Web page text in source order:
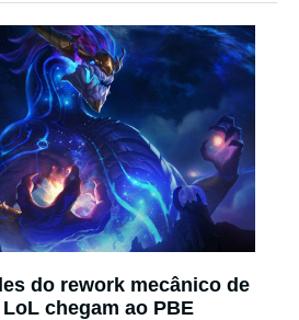
do rework mecânico de
chegam ao PBE